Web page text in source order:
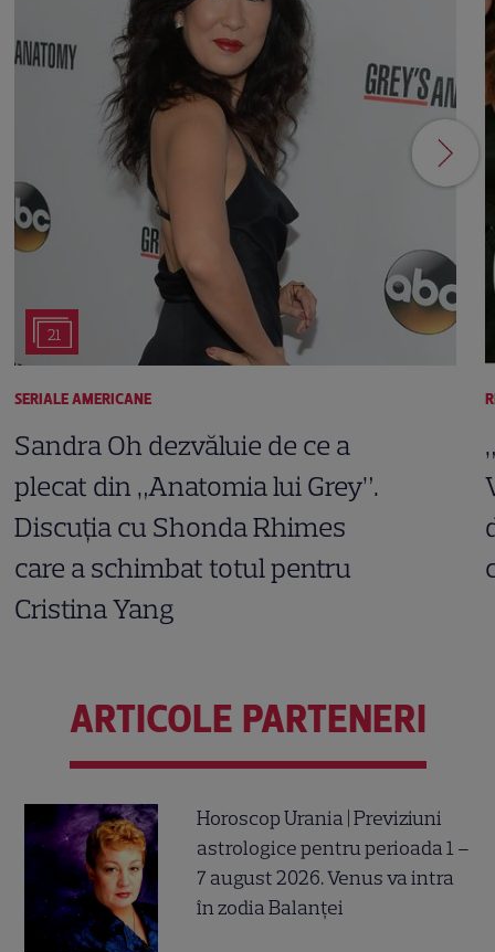
21
SERIALE AMERICANE
Sandra Oh dezvăluie de ce a
plecat din „Anatomia lui Grey”.
Discuția cu Shonda Rhimes
care a schimbat totul pentru
Cristina Yang
ARTICOLE PARTENERI
Horoscop Urania | Previziuni
astrologice pentru perioada 1 –
7 august 2026. Venus va intra
în zodia Balanței